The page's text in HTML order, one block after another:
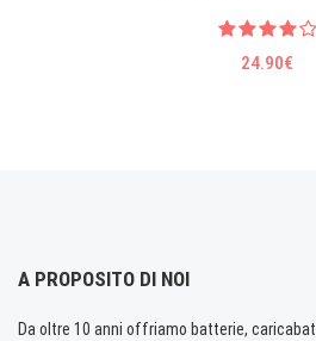
24.90€
A PROPOSITO DI NOI
Da oltre 10 anni offriamo batterie,